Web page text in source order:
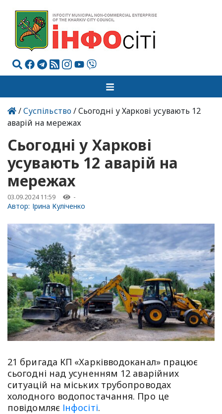
/Суспільство/ Сьогодні у Харкові усувають 12
аварій на мережах
Сьогодні у Харкові
усувають 12 аварій на
мережах
03.09.2024 11:59 -
Автор: Ірина Куліченко
21 бригада КП «Харківводоканал» працює
сьогодні над усуненням 12 аварійних
ситуацій на міських трубопроводах
холодного водопостачання. Про це
повідомляє Інфосіті.